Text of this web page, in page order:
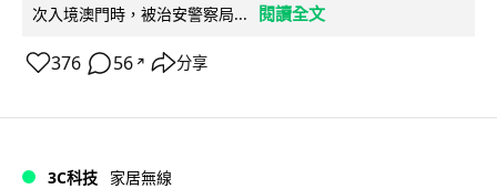
次入境澳門時，被治安警察局...
閱讀全文
376 56 ↗ 分享
3C科技 家居無線